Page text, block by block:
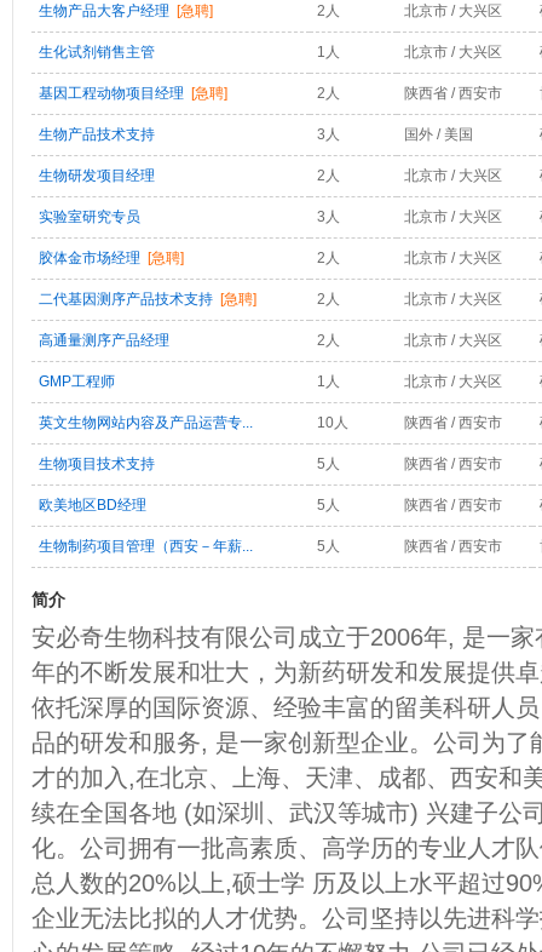
生物产品大客户经理 [急聘] 2人 北京市 / 大兴区
生化试剂销售主管 1人 北京市 / 大兴区
基因工程动物项目经理 [急聘] 2人 陕西省 / 西安市
生物产品技术支持 3人 国外 / 美国
生物研发项目经理 2人 北京市 / 大兴区
实验室研究专员 3人 北京市 / 大兴区
胶体金市场经理 [急聘] 2人 北京市 / 大兴区
二代基因测序产品技术支持 [急聘] 2人 北京市 / 大兴区
高通量测序产品经理 2人 北京市 / 大兴区
GMP工程师 1人 北京市 / 大兴区
英文生物网站内容及产品运营专... 10人 陕西省 / 西安市
生物项目技术支持 5人 陕西省 / 西安市
欧美地区BD经理 5人 陕西省 / 西安市
生物制药项目管理（西安－年薪... 5人 陕西省 / 西安市
简介
安必奇生物科技有限公司成立于2006年, 是一
年的不断发展和壮大，为新药研发和发展提供
依托深厚的国际资源、经验丰富的留美科研人
品的研发和服务, 是一家创新型企业。公司为了
才的加入,在北京、上海、天津、成都、西安和
续在全国各地 (如深圳、武汉等城市) 兴建子公
化。公司拥有一批高素质、高学历的专业人才
总人数的20%以上,硕士学 历及以上水平超过
企业无法比拟的人才优势。公司坚持以先进科